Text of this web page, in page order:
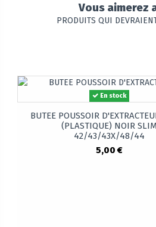
Vous aimerez
PRODUITS QUI
En stock
BUTEE POUSSOIR
(PLASTIQUE) NOIR SLIM
42/43/43X/48/44
5,00 €